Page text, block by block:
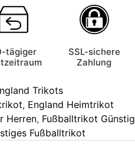
tägiger
SSL-sichere
Zahlung
Trikots
, England Heimtrikot
Herren, Fußballtrikot Günstig
Fußballtrikot